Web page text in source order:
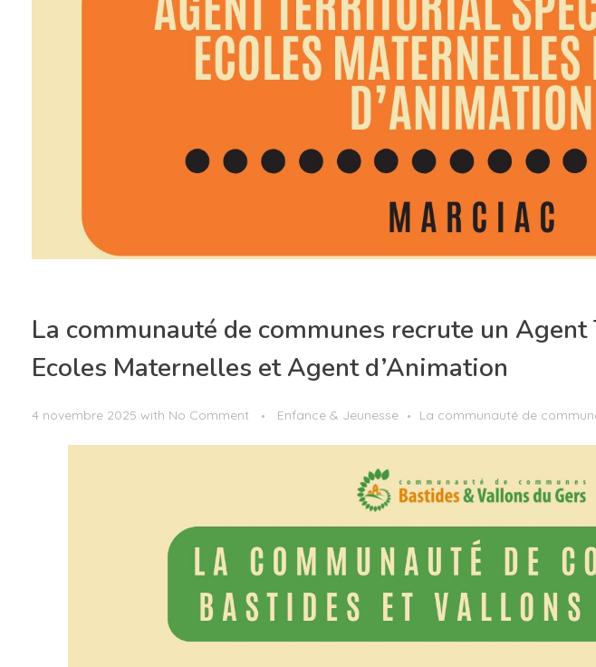
La communauté de communes recrute un
Ecoles Maternelles et Agent d’Animation
4 novembre 2025 with No Comment Enfance & Jeunesse La communauté de